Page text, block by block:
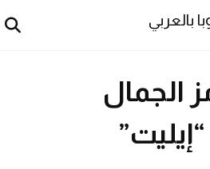
الجمال